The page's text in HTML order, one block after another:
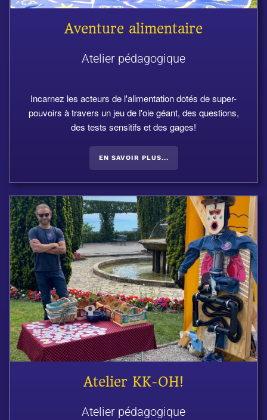
Aventure alimentaire
Atelier pédagogique
Incarnez les acteurs de l'alimentation dotés de super-
pouvoirs à travers un jeu de l'oie géant, des questions,
des tests sensitifs et des gages!
EN SAVOIR PLUS...
Atelier KK-OH!
Atelier pédagogique